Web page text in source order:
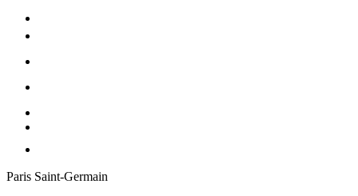
Paris Saint-Germain